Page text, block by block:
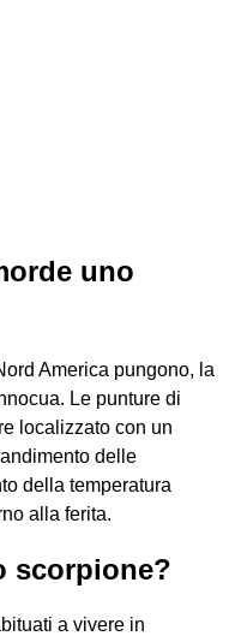
uno
America pungono, la
Le punture di
localizzato con un
delle
della temperatura
alla ferita.
scorpione?
a vivere in